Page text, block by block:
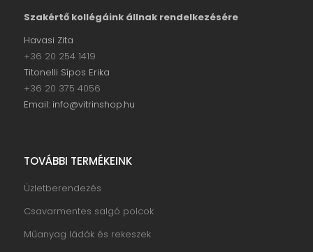
Szakértő kollégáink állnak rendelkezésére
Havasi Zita
+36 20 254 1419
Titonelli Sípos Erika
+36 20 375 4056
Email: info@vitrinshop.hu
TOVÁBBI TERMÉKEINK
Üzletberendezés
Csavarmentes salgó polcok
Műanyag ládák és rekeszek